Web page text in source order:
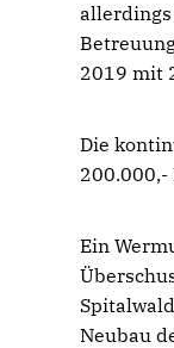
allerdings
2019 mit
Die
200.000,-
Ein
Neubau